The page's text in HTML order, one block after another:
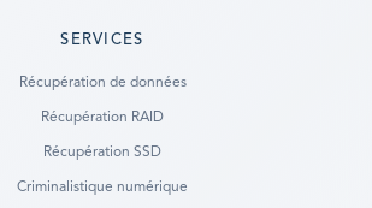
SERVICES
Récupération de données
Récupération RAID
Récupération SSD
Criminalistique numérique